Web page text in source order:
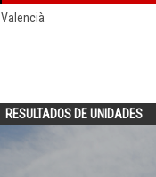
Valencià
RESULTADOS DE UNIDADES